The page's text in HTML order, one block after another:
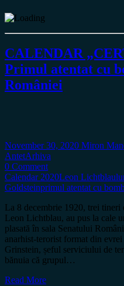
CALENDAR
Primul atentat cu
României
November 30, 2020 Miron
AntetArhiva
0 Comment
Calendar 2020Leon Lichtblau
Goldsteinprimul atentat cu
La 8 decembrie 1920, trei
Leon Lichtblau, au pus la cale
plasată în sala Senatului
anarhist-terorist format din
Grinstein, șeful serviciului de
bănuia că grupul…
Read More